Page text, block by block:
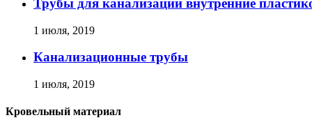
Трубы для канализации внутренние
1 июля, 2019
Канализационные трубы
1 июля, 2019
Кровельный материал